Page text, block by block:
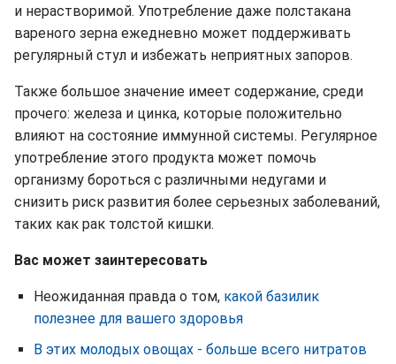
и нерастворимой. Употребление даже полстакана
вареного зерна ежедневно может поддерживать
регулярный стул и избежать неприятных запоров.
Также большое значение имеет содержание, среди
прочего: железа и цинка, которые положительно
влияют на состояние иммунной системы. Регулярное
употребление этого продукта может помочь
организму бороться с различными недугами и
снизить риск развития более серьезных заболеваний,
таких как рак толстой кишки.
Вас может заинтересовать
Неожиданная правда о том, какой базилик
полезнее для вашего здоровья
В этих молодых овощах - больше всего нитратов